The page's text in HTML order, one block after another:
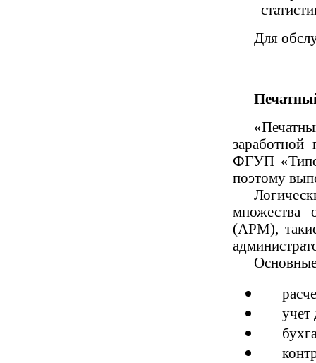
Для
заработной
ФГУП
поэтому
множества
(АРМ),